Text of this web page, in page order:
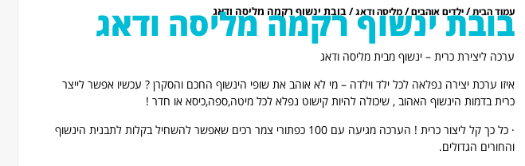
עמוד הבית/ילדים אוהבים/מליסה ודאג/ בובת ינשוף רקמה מליסה ודאג
בובת ינשוף רקמה מליסה ודאג
ערכה ליצירת כרית – ינשוף מבית מליסה ודאג
איזו ערכת יצירה נפלאה לכל ילד וילדה – מי לא אוהב את שופי הינשוף החכם והסקרן ? עכשיו אפשר לייצר
כרית בדמות הינשוף האהוב , שיכולה להיות קישוט נפלא לכל מיטה,ספה,כיסא או חדר !
· כל כך קל ליצור כרית ! הערכה מגיעה עם 100 כפתורי צמר רכים שאפשר להשחיל בקלות לתבנית הינשוף
והחורים הגדולים.